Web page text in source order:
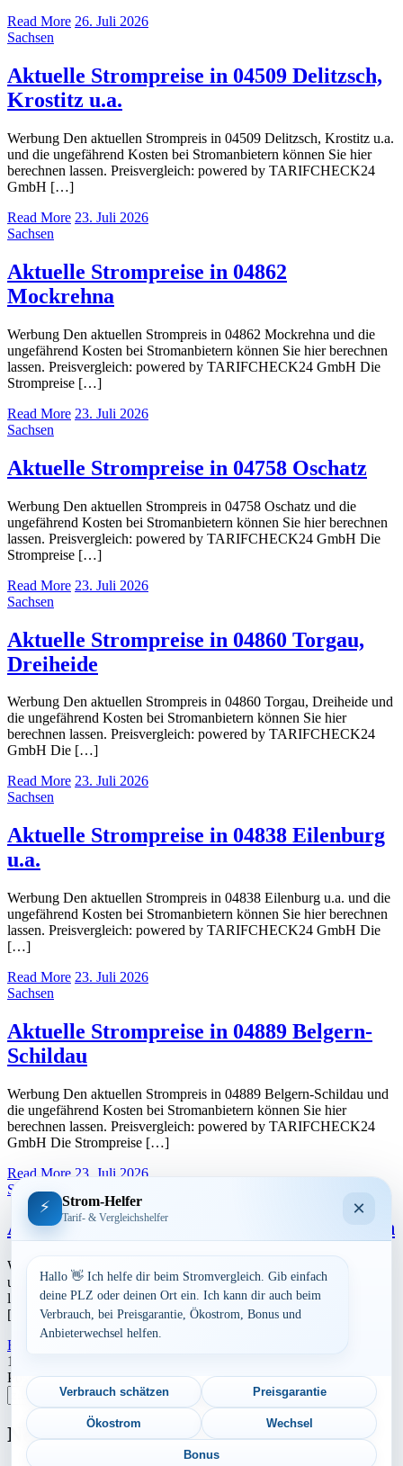
Read More 26. Juli 2026
Sachsen
Aktuelle Strompreise in 04509 Delitzsch,
Krostitz u.a.
Werbung Den aktuellen Strompreis in 04509 Delitzsch, Krostitz u.a.
und die ungefährend Kosten bei Stromanbietern können Sie hier
berechnen lassen. Preisvergleich: powered by TARIFCHECK24
GmbH […]
Read More 23. Juli 2026
Sachsen
Aktuelle Strompreise in 04862
Mockrehna
Werbung Den aktuellen Strompreis in 04862 Mockrehna und die
ungefährend Kosten bei Stromanbietern können Sie hier berechnen
lassen. Preisvergleich: powered by TARIFCHECK24 GmbH Die
Strompreise […]
Read More 23. Juli 2026
Sachsen
Aktuelle Strompreise in 04758 Oschatz
Werbung Den aktuellen Strompreis in 04758 Oschatz und die
ungefährend Kosten bei Stromanbietern können Sie hier berechnen
lassen. Preisvergleich: powered by TARIFCHECK24 GmbH Die
Strompreise […]
Read More 23. Juli 2026
Sachsen
Aktuelle Strompreise in 04860 Torgau,
Dreiheide
Werbung Den aktuellen Strompreis in 04860 Torgau, Dreiheide und
die ungefährend Kosten bei Stromanbietern können Sie hier
berechnen lassen. Preisvergleich: powered by TARIFCHECK24
GmbH Die […]
Read More 23. Juli 2026
Sachsen
Aktuelle Strompreise in 04838 Eilenburg
u.a.
Werbung Den aktuellen Strompreis in 04838 Eilenburg u.a. und die
ungefährend Kosten bei Stromanbietern können Sie hier berechnen
lassen. Preisvergleich: powered by TARIFCHECK24 GmbH Die
[…]
Read More 23. Juli 2026
Sachsen
Aktuelle Strompreise in 04889 Belgern-
Schildau
Werbung Den aktuellen Strompreis in 04889 Belgern-Schildau und
die ungefährend Kosten bei Stromanbietern können Sie hier
berechnen lassen. Preisvergleich: powered by TARIFCHECK24
GmbH Die Strompreise […]
Read More 23. Juli 2026
Sachsen
Aktuelle Strompreise in 04849 Bad Düben
Werbung Den aktuellen Strompreis in 04849 Bad Düben und die
ungefährend Kosten bei Stromanbietern können Sie hier berechnen
lassen. Preisvergleich: powered by TARIFCHECK24 GmbH Die
[…]
Read More
Seitennummerierung
der
Beiträge
1
Postleitzahl eingeben
Suchen
Neu berechnet
⚡ Strom-Helfer
Tarif- & Vergleichshelfer ×
Hallo 👋 Ich helfe dir beim Stromvergleich. Gib einfach
deine PLZ oder deinen Ort ein. Ich kann dir auch beim
Verbrauch, bei Preisgarantie, Ökostrom, Bonus und
Anbieterwechsel helfen.
Verbrauch schätzen Preisgarantie
Ökostrom Wechsel
Bonus